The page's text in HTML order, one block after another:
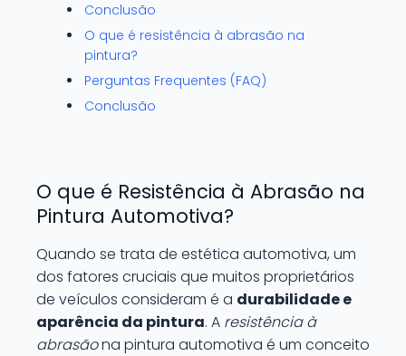
Conclusão
O que é resistência à abrasão na
pintura?
Perguntas Frequentes (FAQ)
Conclusão
O que é Resistência à Abrasão na
Pintura Automotiva?
Quando se trata de estética automotiva, um
dos fatores cruciais que muitos proprietários
de veículos consideram é a durabilidade e
aparência da pintura. A resistência à
abrasãona pintura automotiva é um conceito